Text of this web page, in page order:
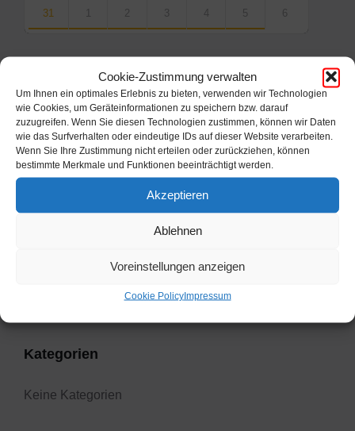
Cookie-Zustimmung verwalten
Um Ihnen ein optimales Erlebnis zu bieten, verwenden wir Technologien
wie Cookies, um Geräteinformationen zu speichern bzw. darauf
zuzugreifen. Wenn Sie diesen Technologien zustimmen, können wir Daten
wie das Surfverhalten oder eindeutige IDs auf dieser Website verarbeiten.
Wenn Sie Ihre Zustimmung nicht erteilen oder zurückziehen, können
bestimmte Merkmale und Funktionen beeinträchtigt werden.
Akzeptieren
Ablehnen
Voreinstellungen anzeigen
Cookie PolicyImpressum
31 1 2 3 5 6
to
Filter
Von:
Filter
Kategorien
Keine Kategorien